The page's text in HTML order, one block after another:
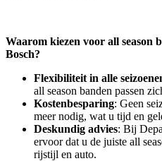
Waarom kiezen voor all season
Bosch?
Flexibiliteit in alle
all season banden passen
Kostenbesparing: Geen
meer nodig, wat u tijd en
Deskundig advies: Bij
ervoor dat u de juiste all
rijstijl en auto.